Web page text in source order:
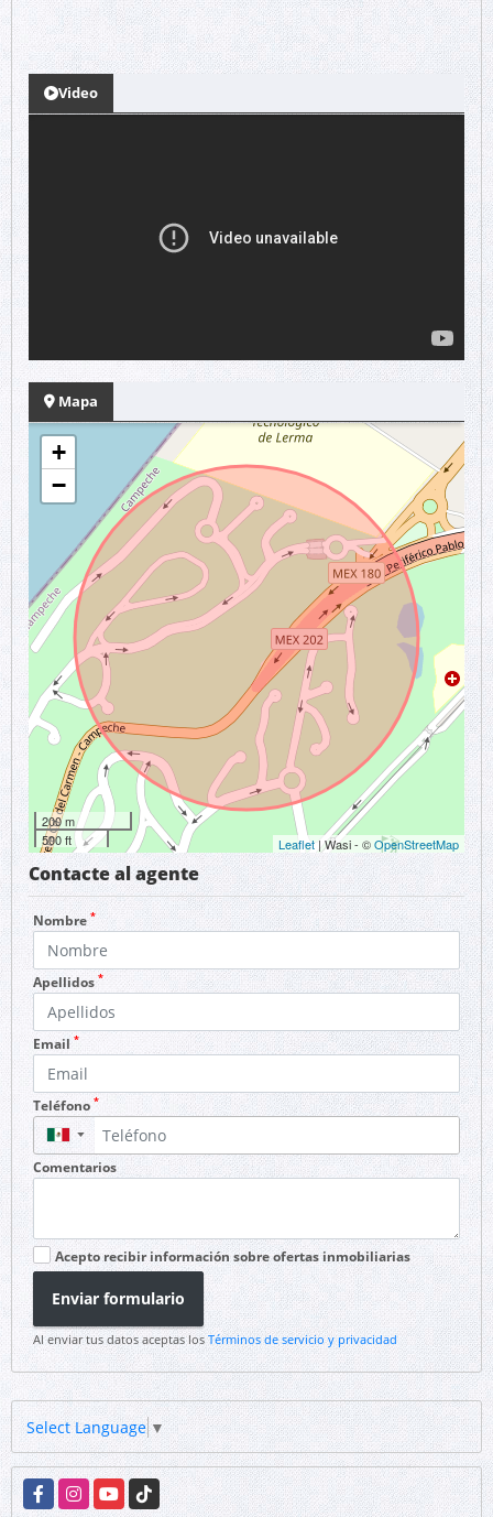
Video
Mapa
+
−
200 m
500 ft
Leaflet | Wasi - ©OpenStreetMap
Contacte al agente
Nombre *
Apellidos *
Email *
Teléfono *
▼
Comentarios
Acepto recibir información sobre ofertas inmobiliarias
Enviar formulario
Al enviar tus datos aceptas losTérminos de servicio y privacidad
Select Language▼
FacebookInstagramYouTubeTikTok